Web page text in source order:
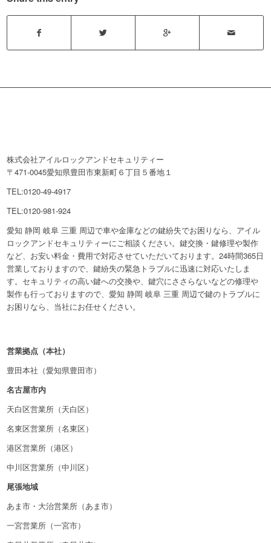
株式会社アイルロックアンドセキュリティー
〒471-0045愛知県豊田市東新町６丁目５番地１
TEL:0120-49-4917
TEL:0120-981-924
愛知 静岡 岐阜 三重 周辺で車や金庫などの鍵紛失でお困りなら、アイル
ロックアンドセキュリティーにご相談ください。鍵交換・鍵修理や製作
など、お安い料金・費用で対応させていただいております。24時間365日
営業しておりますので、鍵紛失の緊急トラブルに迅速に対応いたしま
す。セキュリティの高い鍵への交換や、鍵穴にささらないなどの修理や
製作も行っておりますので、愛知 静岡 岐阜 三重 周辺で鍵のトラブルに
お困りなら、当社にお任せください。
営業拠点（本社）
豊田本社（愛知県豊田市）
名古屋市内
天白区営業所（天白区）
名東区営業所（名東区）
港区営業所（港区）
中川区営業所（中川区）
尾張地域
あま市・大治営業所（あま市）
一宮営業所（一宮市）